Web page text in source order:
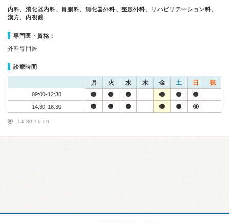
内科、消化器内科、胃腸科、消化器外科、整形外科、リハビリテーション科、
漢方、内視鏡
専門医・資格：
外科専門医
診療時間
月 火 水 木 金 土 日 祝
09:00-12:30
14:30-18:30
14:30-16:00